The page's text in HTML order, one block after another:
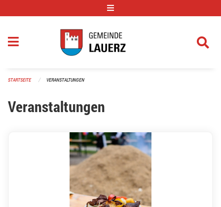
STARTSEITE VERANSTALTUNGEN
Veranstaltungen